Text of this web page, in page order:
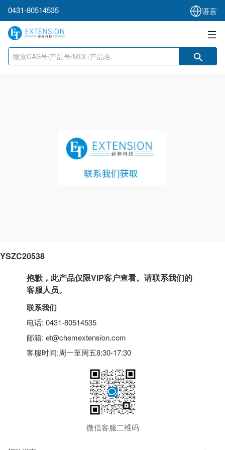
0431-80514535 语言
YSZC20538
抱歉，此产品仅限VIP客户查看。请联系我们的
客服人员。
联系我们
电话: 0431-80514535
邮箱: et@chemextension.com
客服时间:周一至周五8:30-17:30
微信客服二维码